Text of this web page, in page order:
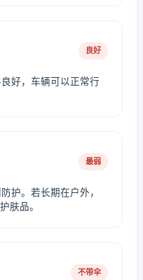
良好
好，车辆可以正常行
最弱
护。若长期在户外，
肤品。
不带伞